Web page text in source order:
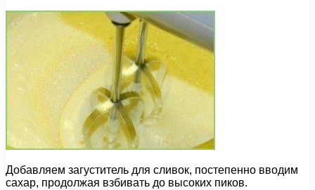
Добавляем загуститель для сливок, постепенно вводим
сахар, продолжая взбивать до высоких пиков.